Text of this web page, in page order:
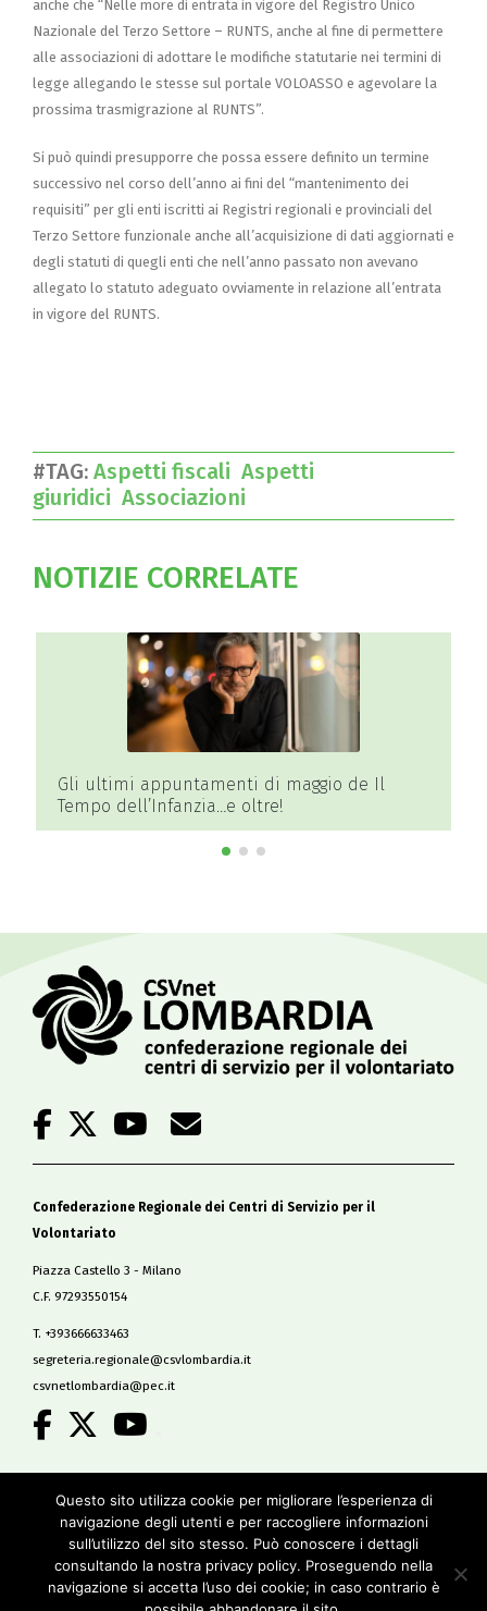
anche che “Nelle more di entrata in vigore del Registro Unico
Nazionale del Terzo Settore – RUNTS, anche al fine di permettere
alle associazioni di adottare le modifiche statutarie nei termini di
legge allegando le stesse sul portale VOLOASSO e agevolare la
prossima trasmigrazione al RUNTS”.
Si può quindi presupporre che possa essere definito un termine
successivo nel corso dell’anno ai fini del “mantenimento dei
requisiti” per gli enti iscritti ai Registri regionali e provinciali del
Terzo Settore funzionale anche all’acquisizione di dati aggiornati e
degli statuti di quegli enti che nell’anno passato non avevano
allegato lo statuto adeguato ovviamente in relazione all’entrata
in vigore del RUNTS.
#TAG: Aspetti fiscali Aspetti
giuridici Associazioni
NOTIZIE CORRELATE
de Il
Cremona, finanziati da Regione
due progetti per orti collettivi e dedicati
all’educazione ambientale
Confederazione Regionale dei Centri di Servizio per il
Volontariato
Piazza Castello 3 - Milano
C.F. 97293550154
T. +393666633463
segreteria.regionale@csvlombardia.it
csvnetlombardia@pec.it
Questo sito utilizza cookie per migliorare l’esperienza di
navigazione degli utenti e per raccogliere informazioni
sull’utilizzo del sito stesso. Può conoscere i dettagli
consultando la nostra privacy policy. Proseguendo nella
navigazione si accetta l’uso dei cookie; in caso contrario è